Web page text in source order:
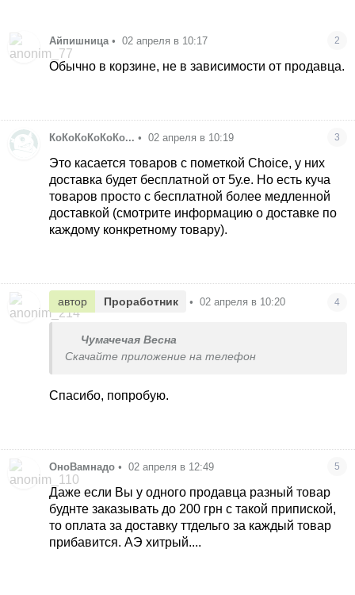
Айпишница • 02 апреля в 10:17 2
Обычно в корзине, не в зависимости от продавца.
КоКоКоКоКоКо... • 02 апреля в 10:19 3
Это касается товаров с пометкой Choice, у них
доставка будет бесплатной от 5у.е. Но есть куча
товаров просто с бесплатной более медленной
доставкой (смотрите информацию о доставке по
каждому конкретному товару).
автор Проработник • 02 апреля в 10:20 4
Чумачечая Весна
Скачайте приложение на телефон
Спасибо, попробую.
ОноВамнадо • 02 апреля в 12:49 5
Даже если Вы у одного продавца разный товар
буднте заказывать до 200 грн с такой припиской,
то оплата за доставку ттдельго за каждый товар
прибавится. АЭ хитрый....